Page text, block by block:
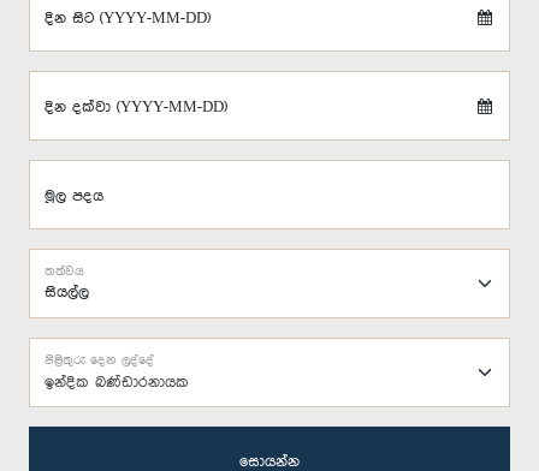
දින සිට (YYYY-MM-DD)
දින දක්වා (YYYY-MM-DD)
මූල පදය
තත්වය
ඉන්දික බණ්ඩාරනායක
පිළිතුරු දෙන ලද්දේ
සොයන්න